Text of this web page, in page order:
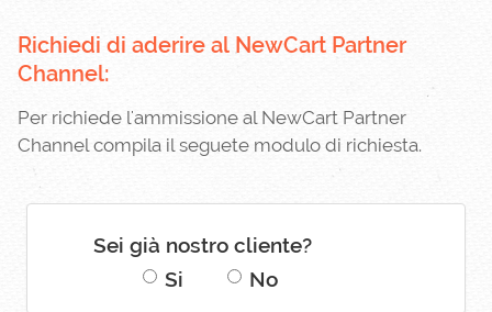
Richiedi di aderire al NewCart Partner
Channel:
Per richiede l'ammissione al NewCart Partner
Channel compila il seguete modulo di richiesta.
Sei già nostro cliente?
Si
No